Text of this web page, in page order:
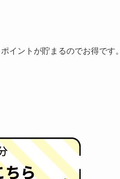
イントが貯まるのでお得です。